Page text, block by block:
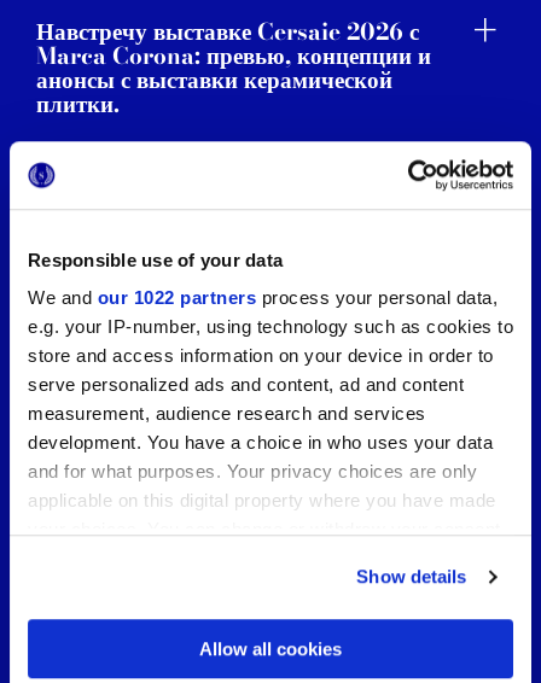
Responsible use of your data
We and our 1022 partners process your personal data,
e.g. your IP-number, using technology such as cookies to
store and access information on your device in order to
serve personalized ads and content, ad and content
measurement, audience research and services
development. You have a choice in who uses your data
and for what purposes. Your privacy choices are only
applicable on this digital property where you have made
If you allow, we would also like to:
Collect information about your geographical
Show details
Allow all cookies
Навстречу выставке Cersaie 2026 с
Marca Corona: превью, концепции и
анонсы с выставки керамической
плитки.